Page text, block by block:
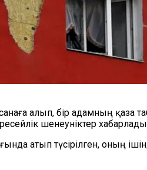
алып, бір адамның
шенеуніктер
атып түсірілген, оның